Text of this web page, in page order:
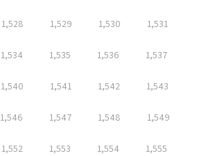
1,528 1,529 1,530 1,531
1,534 1,535 1,536 1,537
1,540 1,541 1,542 1,543
1,546 1,547 1,548 1,549
1,552 1,553 1,554 1,555